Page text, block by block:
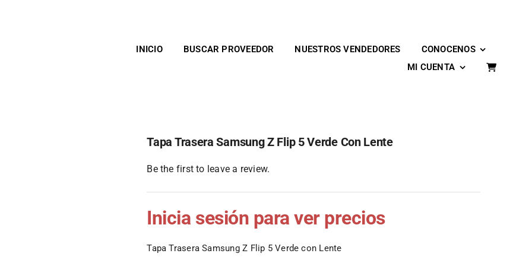
INICIO
BUSCAR PROVEEDOR NUESTROS VENDEDORES
CONOCENOS
MI CUENTA
Tapa Trasera Samsung Z Flip 5 Verde Con Lente
Be the first to leave a review.
Inicia sesión para ver precios
Tapa Trasera Samsung Z Flip 5 Verde con Lente